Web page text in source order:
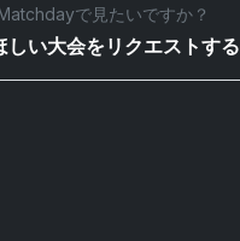
で見たいですか？
しい大会をリクエストする